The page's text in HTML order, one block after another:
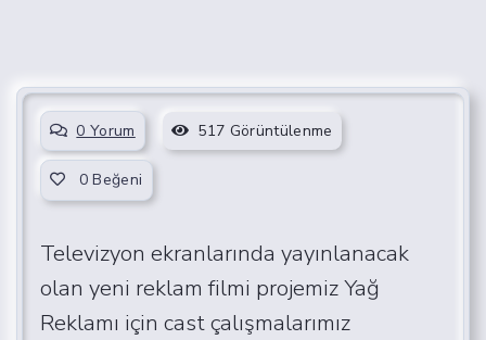
0 Yorum 517 Görüntülenme
0 Beğeni
Televizyon ekranlarında yayınlanacak
olan yeni reklam filmi projemiz Yağ
Reklamı için cast çalışmalarımız